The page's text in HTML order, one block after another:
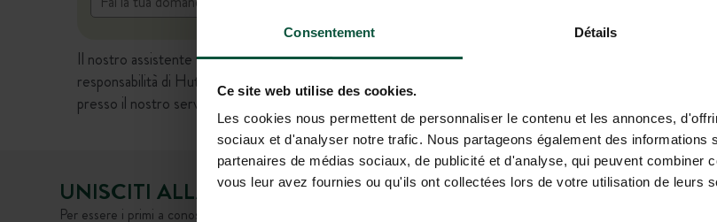
Consentement Détails
Ce site web utilise des cookies.
Les cookies nous permettent de personnaliser le contenu et les annonces,
sociaux et d'analyser notre trafic. Nous partageons également des informations
partenaires de médias sociaux, de publicité et d'analyse, qui peuvent combiner
vous leur avez fournies ou qu'ils ont collectées lors de votre utilisation de leurs
Il nostro assistente virtuale basato sull'intelligenza artificiale è attualmente in versione beta. Le risposte
responsabilità di Huttopia. Ti invitiamo a verificare le informazioni importanti (prezzi, disponibilità,
presso il nostro servizio clienti.
UNISCITI ALLA NOSTRA COMUNITÀ
Per essere i primi a conoscere le novità e le offerte promozionali di Huttopia!